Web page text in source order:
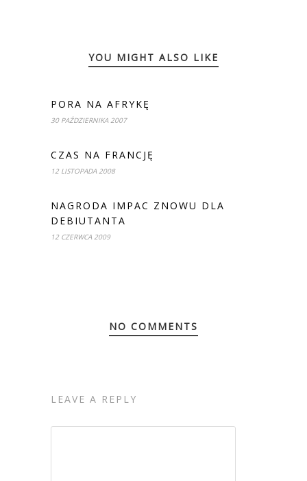
YOU MIGHT ALSO LIKE
PORA NA AFRYKĘ
30 PAŹDZIERNIKA 2007
CZAS NA FRANCJĘ
12 LISTOPADA 2008
NAGRODA IMPAC ZNOWU DLA
DEBIUTANTA
12 CZERWCA 2009
NO COMMENTS
LEAVE A REPLY